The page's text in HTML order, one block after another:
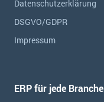
Datenschutzerklärung
DSGVO/GDPR
Impressum
ERP für jede Branche